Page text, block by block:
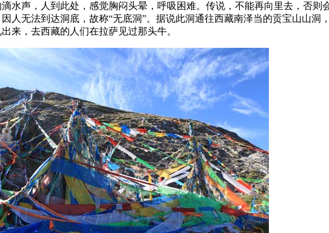
水声，人到此处，感觉胸闷头晕，呼吸困难。传说，不能再向里去，否则
人无法到达洞底，故称“无底洞”。据说此洞通往西藏南泽当的贡宝山山洞，
来，去西藏的人们在拉萨见过那头牛。